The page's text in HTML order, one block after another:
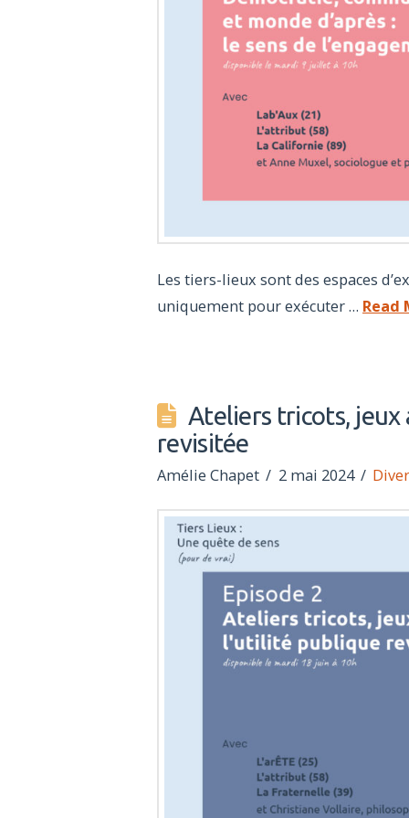
Les tiers-lieux sont des espaces
uniquement pour exécuter … Read
Ateliers tricots, jeux
revisitée
Amélie Chapet 2 mai 2024